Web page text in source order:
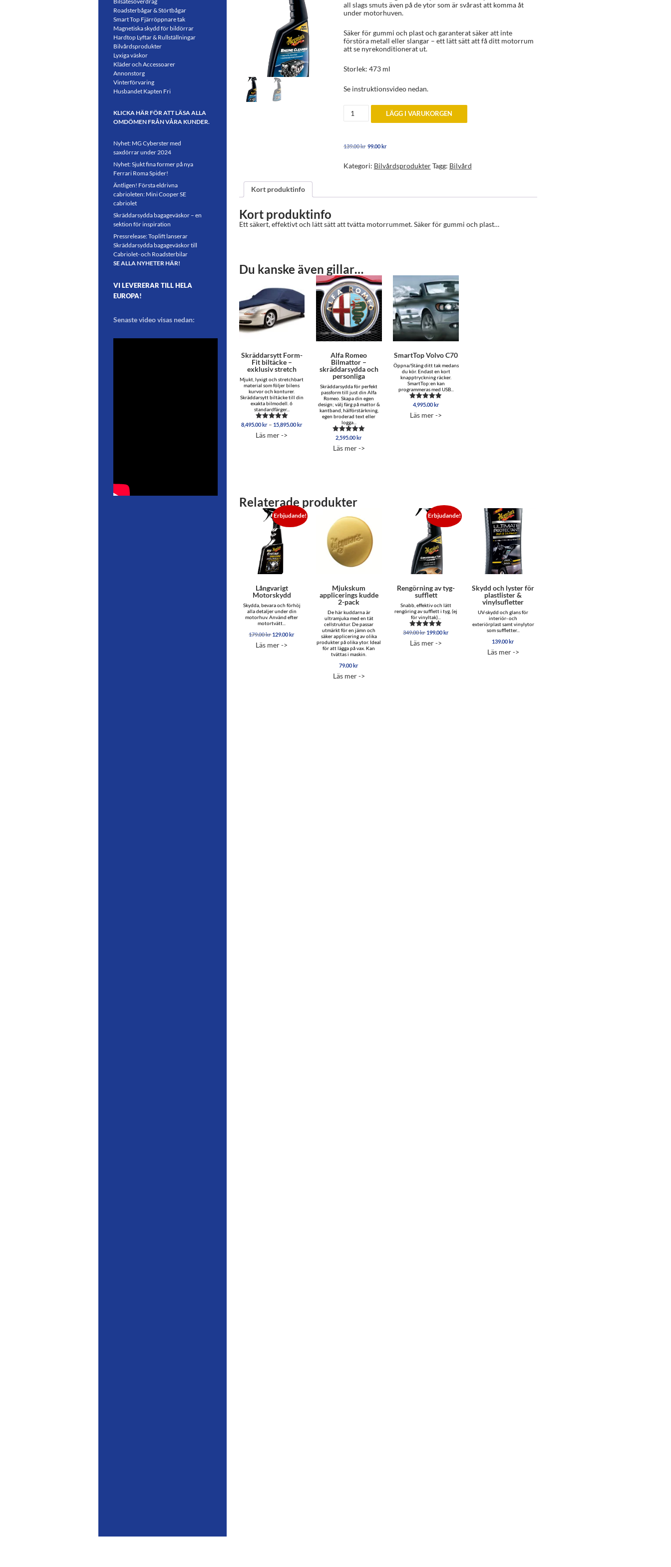
all slags smuts även på de ytor som är svårast att komma åt
under motorhuven.
Säker för gummi och plast och garanterat säker att inte
förstöra metall eller slangar – ett lätt sätt att få ditt motorrum
att se nyrekonditionerat ut.
Storlek: 473 ml
Se instruktionsvideo nedan.
Motortvätt
mängd
LÄGG I VARUKORGEN
139.00kr Det
var:
99.00krDet
är:
Kategori: BilvårdsprodukterTagg: Bilvård
Kort produktinfo
Kort produktinfo
Ett säkert, effektivt och lätt sätt att tvätta motorrummet. Säker för gummi och plast…
Du kanske även gillar…
Skräddarsytt Form-
Fit biltäcke –
exklusiv stretch
Mjukt, lyxigt och stretchbart
material som följer bilens
kurvor och konturer.
Skräddarsytt biltäcke till din
exakta bilmodell. 6
standardfärger...
Betygsatt
av 5
8,495.00kr – 15,895.00krPrisintervall:
15,895.00 kr
Läs mer ->
Alfa Romeo
Bilmattor –
skräddarsydda och
personliga
Skräddarsydda för perfekt
passform till just din Alfa
Romeo. Skapa din egen
design; välj färg på mattor &
kantband, hälförstärkning,
egen broderad text eller
logga...
Betygsatt
av 5
2,595.00kr
Läs mer ->
SmartTop Volvo C70
Öppna/Stäng ditt tak medans
du kör. Endast en kort
knapptryckning räcker.
SmartTop:en kan
programmeras med USB...
Betygsatt
av 5
4,995.00kr
Läs mer ->
Relaterade produkter
Erbjudande!
Långvarigt
Motorskydd
Skydda, bevara och förhöj
alla detaljer under din
motorhuv. Använd efter
motortvätt...
179.00krDet
priset
129.00krDet
nuvarande
Läs mer ->
Mjukskum
applicerings kudde
2-pack
De här kuddarna är
ultramjuka med en tät
cellstruktur. De passar
utmärkt för en jämn och
säker applicering av olika
produkter på olika ytor. Ideal
för att lägga på vax. Kan
tvättas i maskin.
79.00kr
Läs mer ->
Erbjudande!
Rengörning av tyg-
sufflett
Snabb, effektiv och lätt
rengöring av sufflett i tyg, (ej
för vinyltak)...
Betygsatt
av 5
349.00kr Det
priset
199.00krDet
Läs mer ->
Skydd och lyster för
plastlister &
vinylsufletter
UV-skydd och glans för
interiör- och
exteriörplast samt vinylytor
som suffletter...
139.00kr
Läs mer ->
Roadsterbågar & Störtbågar
Smart Top Fjärröppnare tak
Magnetiska skydd för bildörrar
Hardtop Lyftar & Rullställningar
Bilvårdsprodukter
Lyxiga väskor
Kläder och Accessoarer
Annonstorg
Vinterförvaring
Husbandet Kapten Fri
KLICKA HÄR FÖR ATT LÄSA ALLA
OMDÖMEN FRÅN VÅRA KUNDER.
Nyhet: MG Cyberster med
saxdörrar under 2024
Nyhet: Sjukt fina former på nya
Ferrari Roma Spider!
Äntligen! Första eldrivna
cabrioleten: Mini Cooper SE
cabriolet
Skräddarsydda bagageväskor – en
sektion för inspiration
Pressrelease: Toplift lanserar
Skräddarsydda bagageväskor till
Cabriolet- och Roadsterbilar
SE ALLA NYHETER HÄR!
VI LEVERERAR TILL HELA
EUROPA!
Senaste video visas nedan: